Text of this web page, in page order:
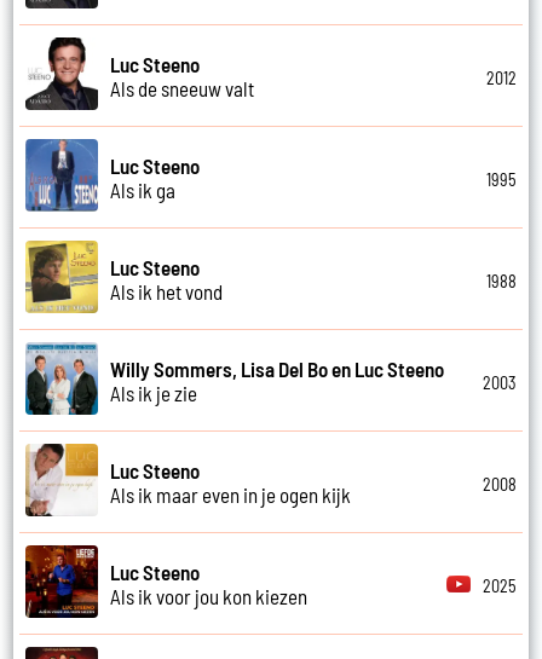
Luc Steeno
Als de sneeuw valt
2012
Luc Steeno
Als ik ga
1995
Luc Steeno
Als ik het vond
1988
Willy Sommers, Lisa Del Bo en Luc Steeno
Als ik je zie
2003
Luc Steeno
Als ik maar even in je ogen kijk
2008
Luc Steeno
Als ik voor jou kon kiezen
2025